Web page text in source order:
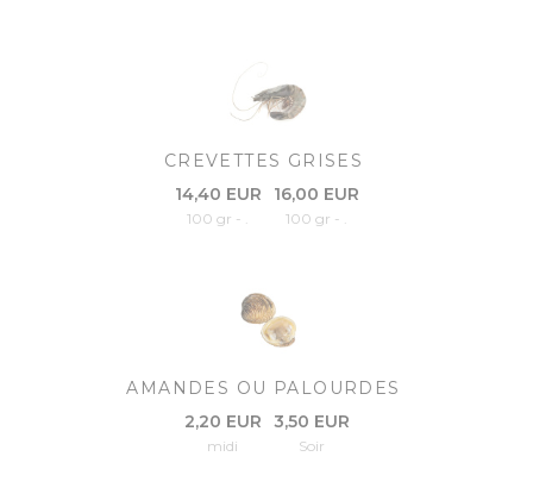
CREVETTES GRISES
14,40 EUR
100 gr - .
16,00 EUR
100 gr - .
AMANDES OU PALOURDES
2,20 EUR
midi
3,50 EUR
Soir